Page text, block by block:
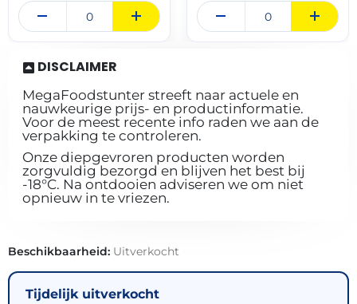
DISCLAIMER
MegaFoodstunter streeft naar actuele en
nauwkeurige prijs- en productinformatie.
Voor de meest recente info raden we aan de
verpakking te controleren.
Onze diepgevroren producten worden
zorgvuldig bezorgd en blijven het best bij
-18°C. Na ontdooien adviseren we om niet
opnieuw in te vriezen.
Beschikbaarheid: Uitverkocht
Tijdelijk uitverkocht